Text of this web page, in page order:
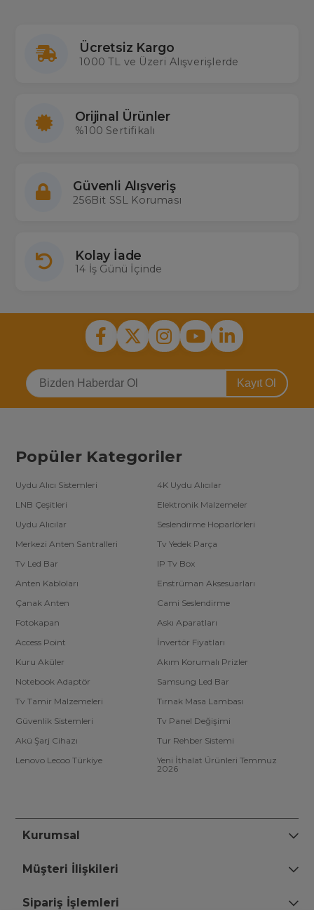
Ücretsiz Kargo
1000 TL ve Üzeri Alışverişlerde
Orijinal Ürünler
%100 Sertifikalı
Güvenli Alışveriş
256Bit SSL Koruması
Kolay İade
14 İş Günü İçinde
Kayıt Ol
Popüler Kategoriler
Uydu Alıcı Sistemleri
4K Uydu Alıcılar
LNB Çeşitleri
Elektronik Malzemeler
Uydu Alıcılar
Seslendirme Hoparlörleri
Merkezi Anten Santralleri
Tv Yedek Parça
Tv Led Bar
IP Tv Box
Anten Kabloları
Enstrüman Aksesuarları
Çanak Anten
Cami Seslendirme
Fotokapan
Askı Aparatları
Access Point
İnvertör Fiyatları
Kuru Aküler
Akım Korumalı Prizler
Notebook Adaptör
Samsung Led Bar
Tv Tamir Malzemeleri
Tırnak Masa Lambası
Güvenlik Sistemleri
Tv Panel Değişimi
Akü Şarj Cihazı
Tur Rehber Sistemi
Lenovo Lecoo Türkiye
Yeni İthalat Ürünleri Temmuz
2026
Kurumsal
Müşteri İlişkileri
Sipariş İşlemleri